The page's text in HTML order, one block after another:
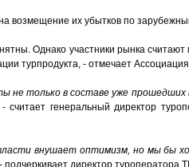
возмещение их убытков по
Однако участники рынка
турпродукта, - отмечает
не только в составе уже прошедших
- считает генеральный директор
внушает оптимизм, но мы бы
- подчеркивает директор туроператора